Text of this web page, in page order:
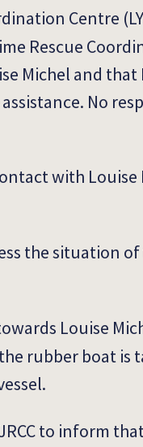
Centre
Rescue
Michel and
No
with Louise
the situation
Louise
rubber boat is
to inform